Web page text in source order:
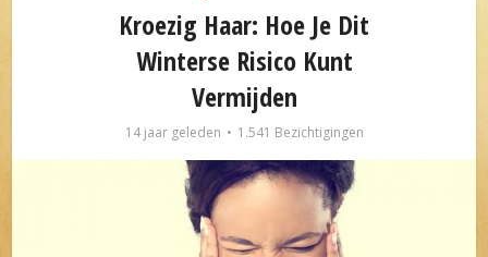
Kroezig Haar: Hoe Je Dit
Winterse Risico Kunt
Vermijden
14 jaar geleden 1.541 Bezichtigingen